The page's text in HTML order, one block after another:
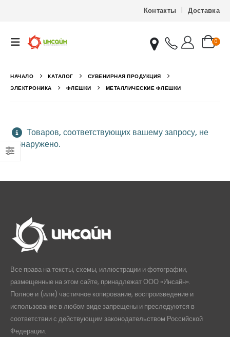
Контакты Доставка
0
НАЧАЛО КАТАЛОГ
СУВЕНИРНАЯ ПРОДУКЦИЯ
ЭЛЕКТРОНИКА
ФЛЕШКИ МЕТАЛЛИЧЕСКИЕ ФЛЕШКИ
Товаров, соответствующих вашему запросу, не
обнаружено.
Все права на тексты, схемы, иллюстрации и фотографии,
размещенные на этом сайте, принадлежат ООО «Инсайн».
Полное и (или) частичное копирование, воспроизведение и
использование в любом виде запрещены и преследуются в
соответствии с действующим законодательством Российской
Федерации.